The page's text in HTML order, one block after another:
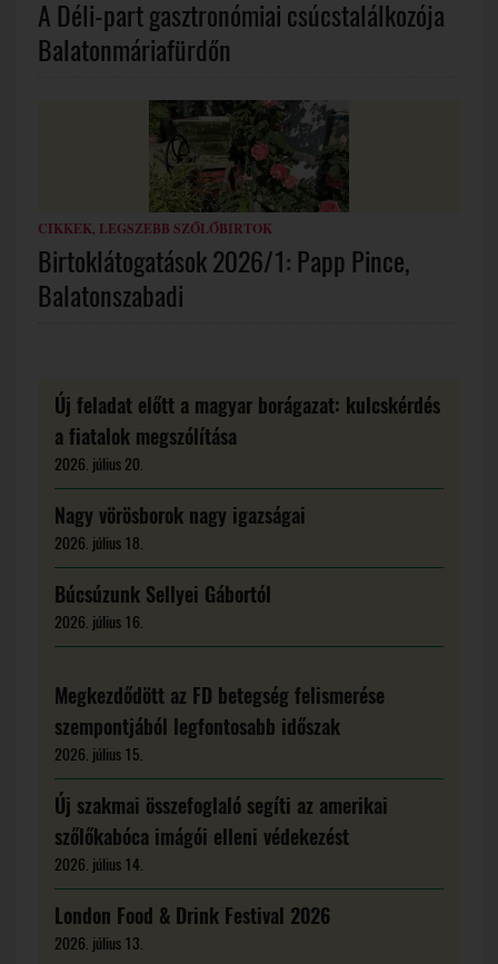
A Déli-part gasztronómiai csúcstalálkozója
Balatonmáriafürdőn
CIKKEK LEGSZEBB SZŐLŐBIRTOK
Birtoklátogatások 2026/1: Papp Pince,
Balatonszabadi
Új feladat előtt a magyar borágazat: kulcskérdés
a fiatalok megszólítása
2026. július 20.
Nagy vörösborok nagy igazságai
2026. július 18.
Búcsúzunk Sellyei Gábortól
2026. július 16.
Megkezdődött az FD betegség felismerése
szempontjából legfontosabb időszak
2026. július 15.
Új szakmai összefoglaló segíti az amerikai
szőlőkabóca imágói elleni védekezést
2026. július 14.
London Food & Drink Festival 2026
2026. július 13.